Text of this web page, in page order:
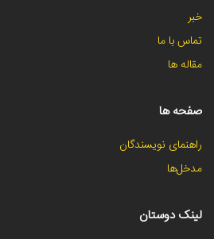
خبر
تماس با ما
مقاله ها
صفحه ها
راهنمای نویسندگان
مدخل‌ها
لینک دوستان